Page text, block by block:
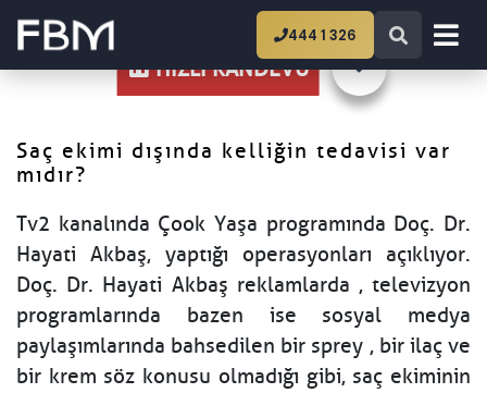
444 1 326
Saç ekimi dışında kelliğin tedavisi
var mıdır?
HIZLI RANDEVU
Saç ekimi dışında kelliğin tedavisi var
mıdır?
Tv2 kanalında Çook Yaşa programında Doç. Dr.
Hayati Akbaş, yaptığı operasyonları açıklıyor.
Doç. Dr. Hayati Akbaş reklamlarda , televizyon
programlarında bazen ise sosyal medya
paylaşımlarında bahsedilen bir sprey , bir ilaç ve
bir krem söz konusu olmadığı gibi, saç ekiminin